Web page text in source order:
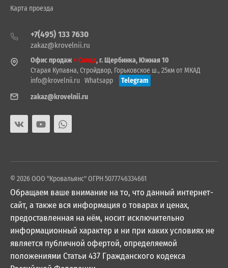
Карта проезда
+7(495) 133 7630
zakaz@krovelnii.ru
Офис продаж+ Склад, г. Щербинка, Южная 10
Старая Купавна, Стройдвор, Горьковское ш., 25км от МКАД
info@krovelnii.ru Whatsapp
Telegram
zakaz@krovelnii.ru
© 2026 ООО "Кровальянс" ОГРН 5077746334661
Обращаем ваше внимание на то, что данный интернет-
сайт, а также вся информация о товарах и ценах,
предоставленная на нём, носит исключительно
информационный характер и ни при каких условиях не
является публичной офертой, определяемой
положениями Статьи 437 Гражданского кодекса